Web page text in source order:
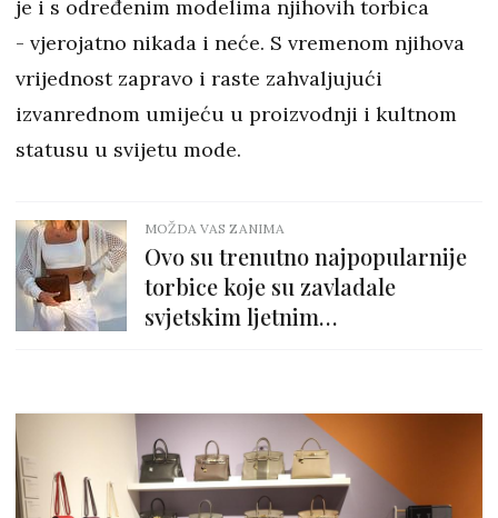
je i s određenim modelima njihovih torbica
- vjerojatno nikada i neće. S vremenom njihova
vrijednost zapravo i raste zahvaljujući
izvanrednom umijeću u proizvodnji i kultnom
statusu u svijetu mode.
MOŽDA VAS ZANIMA
Ovo su trenutno najpopularnije
torbice koje su zavladale
svjetskim ljetnim